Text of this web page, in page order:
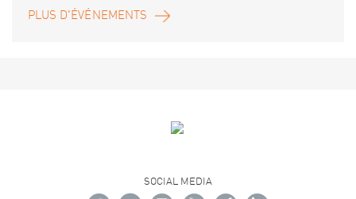
PLUS D'ÉVÉNEMENTS
SOCIAL MEDIA